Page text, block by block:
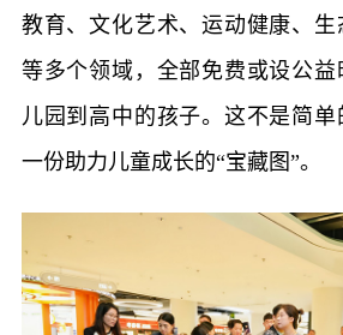
教育、文化艺术、运动健康、
等多个领域，全部免费或设公
儿园到高中的孩子。这不是简
一份助力儿童成长的“宝藏图”。